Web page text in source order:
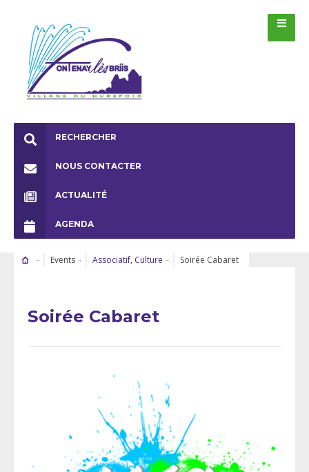
RECHERCHER
NOUS CONTACTER
ACTUALITÉ
AGENDA
Events Associatif, Culture Soirée Cabaret
Soirée Cabaret